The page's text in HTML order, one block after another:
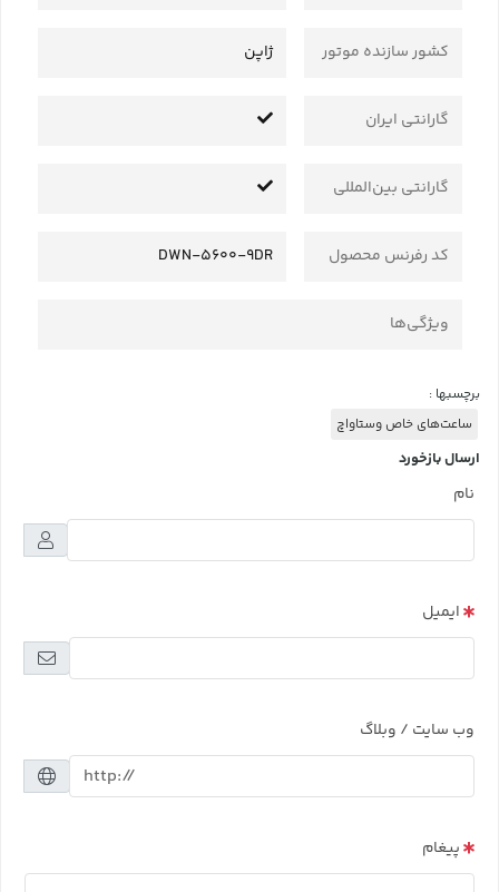
کشور سازنده موتور ژاپن
گارانتی ایران
گارانتی بین‌المللی
کد رفرنس محصول DWN-5600-9DR
ویژگی‌ها
برچسبها :
ساعت‌های خاص وستاواچ
ارسال بازخورد
نام
ایمیل
وب سایت / وبلاگ
پیغام